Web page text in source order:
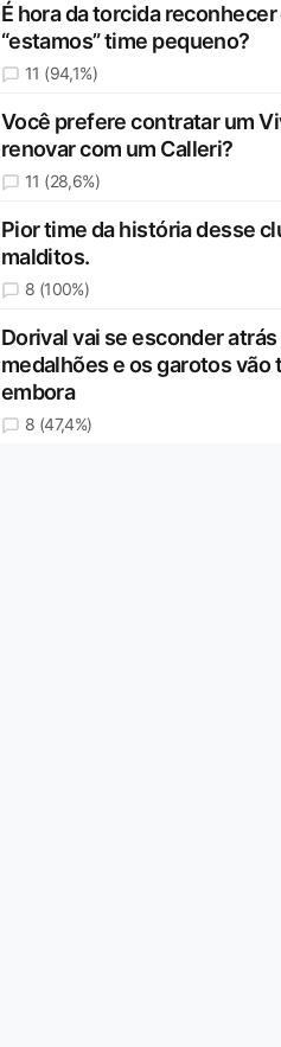
É hora da torcida reconhecer
“estamos” time pequeno?
11 (94,1%)
Você prefere contratar um
renovar com um Calleri?
11 (28,6%)
Pior time da história desse
malditos.
8 (100%)
Dorival vai se esconder
medalhões e os garotos vão
embora
8 (47,4%)